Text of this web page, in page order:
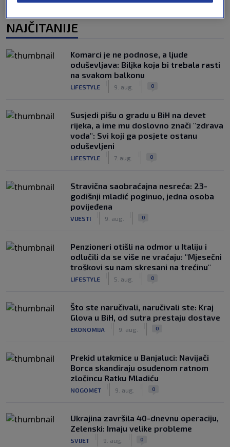
NAJČITANIJE
Komarci je ne podnose, a ljude
oduševljava: Biljka koja bi trebala rasti
na svakom balkonu
LIFESTYLE 9. aug. 0
Susjedi pišu o gradu u BiH na devet
rijeka, a ime mu doslovno znači "zdrava
voda": Svi koji ga posjete ostanu
oduševljeni
LIFESTYLE 7. aug. 0
Stravična saobraćajna nesreća: 23-
godišnji mladić poginuo, jedna osoba
povijeđena
VIJESTI 9. aug. 0
Penzioneri otišli na odmor u Italiju i
odlučili da se više ne vraćaju: "Mjesečni
troškovi su nam skresani na trećinu"
LIFESTYLE 5. aug. 0
Što ste naručivali, naručivali ste: Kraj
Glova u BiH, od sutra prestaju dostave
EKONOMIJA 9. aug. 0
Prekid utakmice u Banjaluci: Navijači
Borca skandiraju osuđenom ratnom
zločincu Ratku Mladiću
NOGOMET 9. aug. 0
Ukrajina završila 40-dnevnu operaciju,
Zelenski: Imaju velike probleme
SVIJET 9. aug. 0